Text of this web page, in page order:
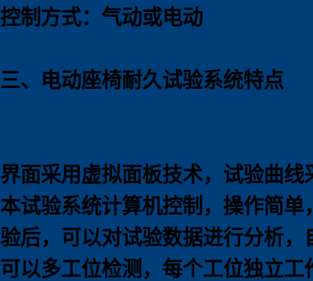
控制方式：气动或电动
三、电动座椅耐久试验系统特点
界面采用虚拟面板技术，试验曲
本试验系统计算机控制，操作简
验后，可以对试验数据进行分析
可以多工位检测，每个工位独立